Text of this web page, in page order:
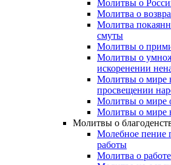
Молитвы о
Молитва о
Молитва
смуты
Молитвы о
Молитвы о
искоренении
Молитвы о мире
просвещении
Молитвы о мире
Молитвы о мире
Молитвы о
Молебное пение
работы
Молитва о работе